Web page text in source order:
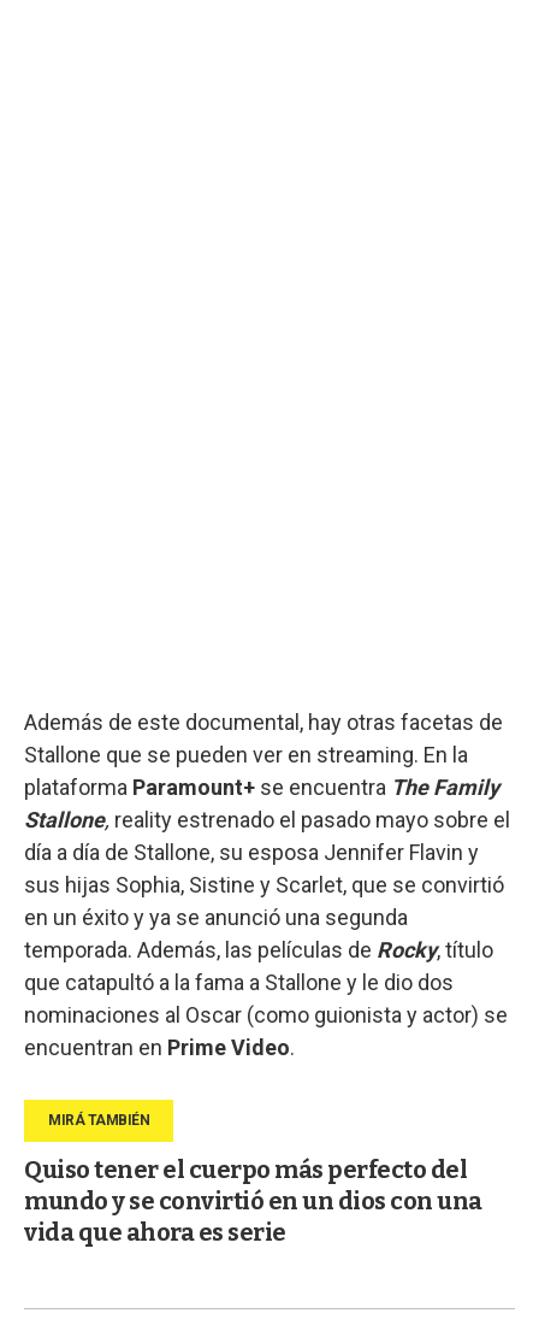
Además de este documental, hay otras facetas de
Stallone que se pueden ver en streaming. En la
plataforma Paramount+ se encuentra The Family
Stallone, reality estrenado el pasado mayo sobre el
día a día de Stallone, su esposa Jennifer Flavin y
sus hijas Sophia, Sistine y Scarlet, que se convirtió
en un éxito y ya se anunció una segunda
temporada. Además, las películas de Rocky, título
que catapultó a la fama a Stallone y le dio dos
nominaciones al Oscar (como guionista y actor) se
encuentran en Prime Video.
Quiso tener el cuerpo más perfecto del
mundo y se convirtió en un dios con una
vida que ahora es serie